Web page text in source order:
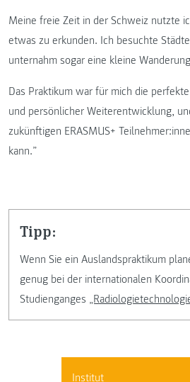
Institut
Meine freie Zeit in der Schweiz nutzte
etwas zu erkunden. Ich besuchte
unternahm sogar eine kleine
Das Praktikum war für mich die
und persönlicher Weiterentwicklung,
zukünftigen ERASMUS+
kann.”
Tipp:
Wenn Sie ein Auslandspraktikum
genug bei der internationalen
Studienganges